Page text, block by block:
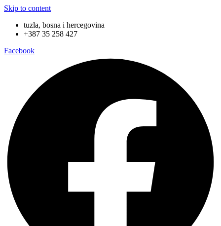
Skip to content
tuzla, bosna i hercegovina
+387 35 258 427
Facebook